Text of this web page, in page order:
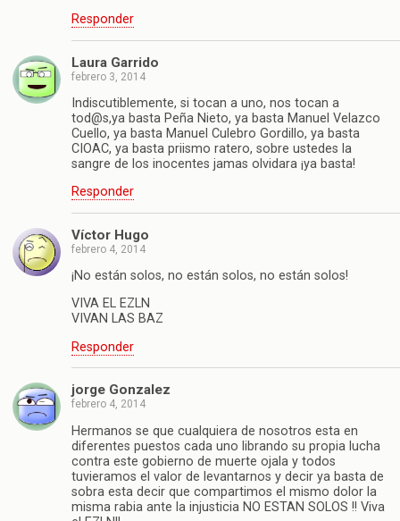
Responder
Laura Garrido
febrero 3, 2014
Indiscutiblemente, si tocan a uno, nos tocan a
tod@s,ya basta Peña Nieto, ya basta Manuel Velazco
Cuello, ya basta Manuel Culebro Gordillo, ya basta
CIOAC, ya basta priismo ratero, sobre ustedes la
sangre de los inocentes jamas olvidara ¡ya basta!
Responder
Víctor Hugo
febrero 4, 2014
¡No están solos, no están solos, no están solos!
VIVA EL EZLN
VIVAN LAS BAZ
Responder
jorge Gonzalez
febrero 4, 2014
Hermanos se que cualquiera de nosotros esta en
diferentes puestos cada uno librando su propia lucha
contra este gobierno de muerte ojala y todos
tuvieramos el valor de levantarnos y decir ya basta de
sobra esta decir que compartimos el mismo dolor la
misma rabia ante la injusticia NO ESTAN SOLOS !! Viva